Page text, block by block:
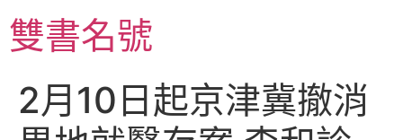
至
主雙書名號
2月10日起京津冀撤消